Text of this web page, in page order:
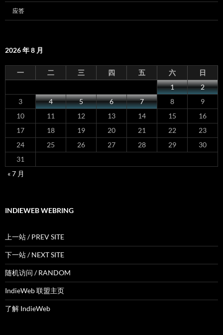
应答
2026 年 8 月
一 二 三 四 五 六
日
1
2
3
4 5 6 7 8
9
10
11 12 13 14 15
16
17
18 19 20 21 22
23
24
25 26 27 28 29
30
31
« 7 月
INDIEWEB WEBRING
上一站 / PREV SITE
下一站 / NEXT SITE
随机访问 / RANDOM
IndieWeb 联盟主页
了解 IndieWeb